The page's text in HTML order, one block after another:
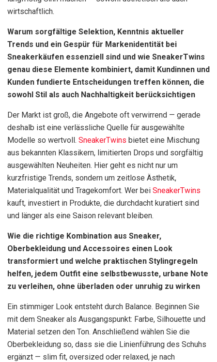
wirtschaftlich.
Warum sorgfältige Selektion, Kenntnis aktueller
Trends und ein Gespür für Markenidentität bei
Sneakerkäufen essenziell sind und wie SneakerTwins
genau diese Elemente kombiniert, damit Kundinnen und
Kunden fundierte Entscheidungen treffen können, die
sowohl Stil als auch Nachhaltigkeit berücksichtigen
Der Markt ist groß, die Angebote oft verwirrend — gerade
deshalb ist eine verlässliche Quelle für ausgewählte
Modelle so wertvoll. SneakerTwins bietet eine Mischung
aus bekannten Klassikern, limitierten Drops und sorgfältig
ausgewählten Neuheiten. Hier geht es nicht nur um
kurzfristige Trends, sondern um zeitlose Ästhetik,
Materialqualität und Tragekomfort. Wer bei SneakerTwins
kauft, investiert in Produkte, die durchdacht kuratiert sind
und länger als eine Saison relevant bleiben.
Wie die richtige Kombination aus Sneaker,
Oberbekleidung und Accessoires einen Look
transformiert und welche praktischen Stylingregeln
helfen, jedem Outfit eine selbstbewusste, urbane Note
zu verleihen, ohne überladen oder unruhig zu wirken
Ein stimmiger Look entsteht durch Balance. Beginnen Sie
mit dem Sneaker als Ausgangspunkt: Farbe, Silhouette und
Material setzen den Ton. Anschließend wählen Sie die
Oberbekleidung so, dass sie die Linienführung des Schuhs
ergänzt — slim fit, oversized oder relaxed, je nach